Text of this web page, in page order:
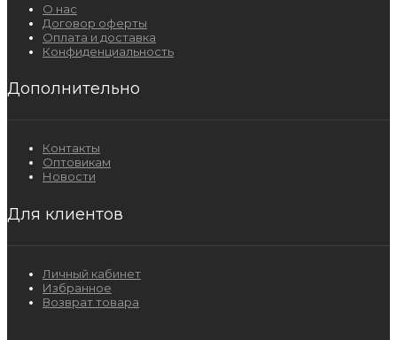
О нас
Договор оферты
Оплата и доставка
Конфиденциальность
Дополнительно
Контакты
Оптовикам
Новости
Для клиентов
Личный кабинет
Избранное
Возврат товара